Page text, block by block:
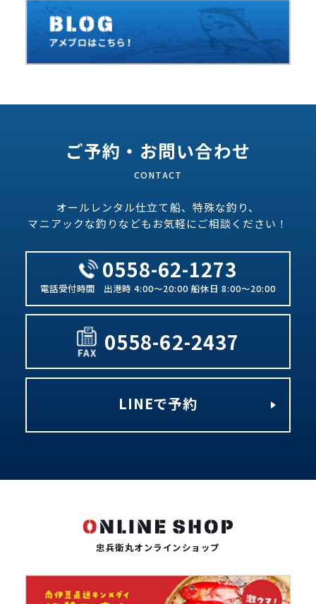
ご予約・お問い合わせ
オールレンタル仕立て船、特殊な釣り、
マニアックな釣りなどもお気軽にご相談ください！
0558-62-1273
出港時 4:00～20:00 船休日 8:00～20:00
0558-62-2437
LINEで予約